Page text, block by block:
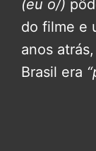
(eu o/)
do filme e
anos
Brasil era